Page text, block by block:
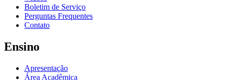
Boletim de Serviço
Perguntas Frequentes
Contato
Ensino
Apresentação
Área Acadêmica